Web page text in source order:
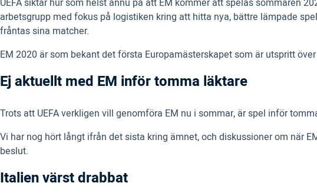
UEFA siktar hur som helst ännu på att EM kommer att spelas sommaren
arbetsgrupp med fokus på logistiken kring att hitta nya, bättre lämpade
fråntas sina matcher.
EM 2020 är som bekant det första Europamästerskapet som är utspritt
Ej aktuellt med EM inför tomma läktare
Trots att UEFA verkligen vill genomföra EM nu i sommar, är spel inför
Vi har nog hört långt ifrån det sista kring ämnet, och diskussioner om när
beslut.
Italien värst drabbat